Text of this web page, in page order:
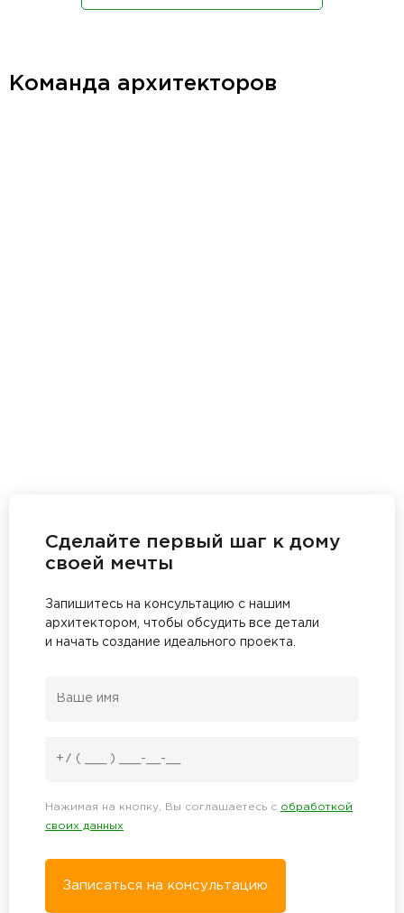
Команда архитекторов
Сделайте первый шаг к дому
своей мечты
Запишитесь на консультацию с нашим
архитектором, чтобы обсудить все детали
и начать создание идеального проекта.
Нажимая на кнопку, Вы соглашаетесь с обработкой
своих данных
Записаться на консультацию